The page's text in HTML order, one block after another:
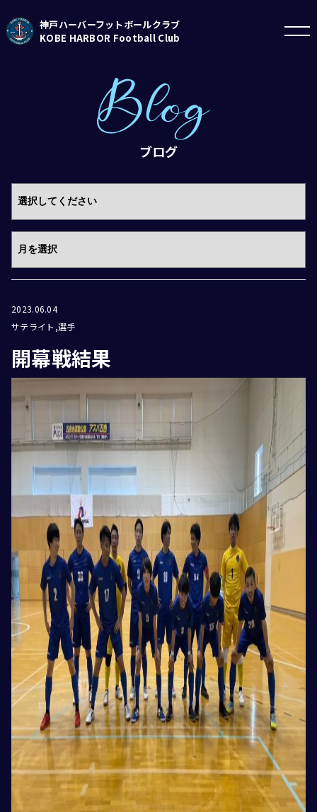
神戸ハーバーフットボールクラブ
KOBE HARBOR Football Club
ブログ
2023.06.04
サテライト 選手
開幕戦結果